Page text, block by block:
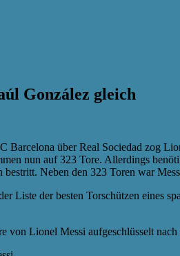
González gleich
Barcelona über Real Sociedad zog
nun auf 323 Tore. Allerdings
Neben den 323 Toren war
Liste der besten Torschützen
von Lionel Messi aufgeschlüsselt